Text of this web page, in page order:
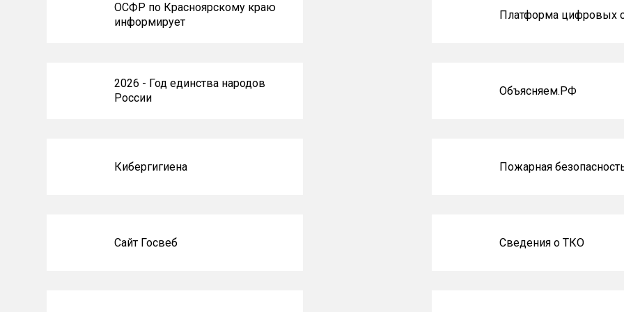
ОСФР по Красноярскому краю
информирует
Платформа цифровых
2026 - Год единства народов
России
Объясняем.РФ
Кибергигиена Пожарная
Сайт Госвеб Сведения о ТКО